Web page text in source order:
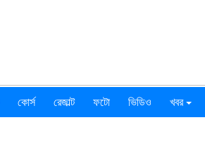
কোর্স রেজাল্ট ফটো ভিডিও খবর